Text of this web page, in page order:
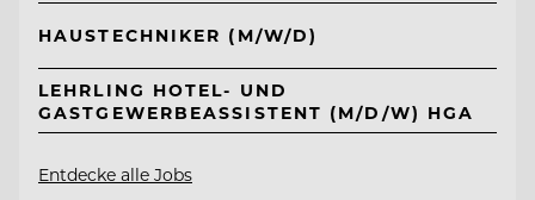
HAUSTECHNIKER (M/W/D)
LEHRLING HOTEL- UND
GASTGEWERBEASSISTENT (M/D/W) HGA
Entdecke alle Jobs